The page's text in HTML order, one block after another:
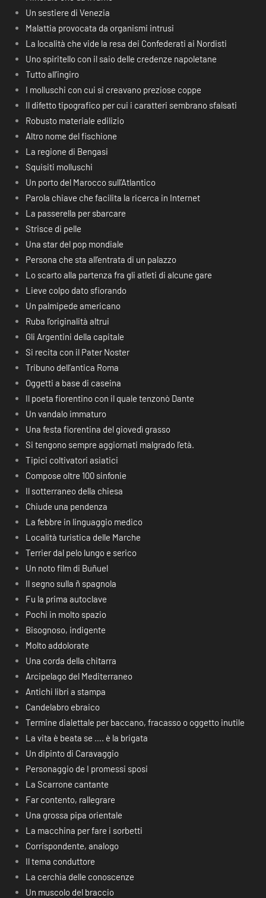
Un sestiere di Venezia
Malattia provocata da organismi intrusi
La località che vide la resa dei Confederati ai Nordisti
Uno spiritello con il saio delle credenze napoletane
Tutto all’ingiro
I molluschi con cui si creavano preziose coppe
Il difetto tipografico per cui i caratteri sembrano sfalsati
Robusto materiale edilizio
Altro nome del fischione
La regione di Bengasi
Squisiti molluschi
Un porto del Marocco sull’Atlantico
Parola chiave che facilita la ricerca in Internet
La passerella per sbarcare
Strisce di pelle
Una star del pop mondiale
Persona che sta all’entrata di un palazzo
Lo scarto alla partenza fra gli atleti di alcune gare
Lieve colpo dato sfiorando
Un palmipede americano
Ruba l’originalità altrui
Gli Argentini della capitale
Si recita con il Pater Noster
Tribuno dell’antica Roma
Oggetti a base di caseina
Il poeta fiorentino con il quale tenzonò Dante
Un vandalo immaturo
Una festa fiorentina del giovedì grasso
Si tengono sempre aggiornati malgrado l’età.
Tipici coltivatori asiatici
Compose oltre 100 sinfonie
Il sotterraneo della chiesa
Chiude una pendenza
La febbre in linguaggio medico
Località turistica delle Marche
Terrier dal pelo lungo e serico
Un noto film di Buñuel
Il segno sulla ñ spagnola
Fu la prima autoclave
Pochi in molto spazio
Bisognoso, indigente
Molto addolorate
Una corda della chitarra
Arcipelago del Mediterraneo
Antichi libri a stampa
Candelabro ebraico
Termine dialettale per baccano, fracasso o oggetto inutile
La vita è beata se …. è la brigata
Un dipinto di Caravaggio
Personaggio de I promessi sposi
La Scarrone cantante
Far contento, rallegrare
Una grossa pipa orientale
La macchina per fare i sorbetti
Corrispondente, analogo
Il tema conduttore
La cerchia delle conoscenze
Un muscolo del braccio